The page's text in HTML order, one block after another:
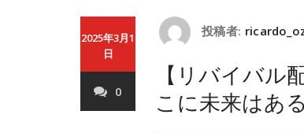
2025年3月1
日
0
投稿者:
【リバイバル
こに未来はあ